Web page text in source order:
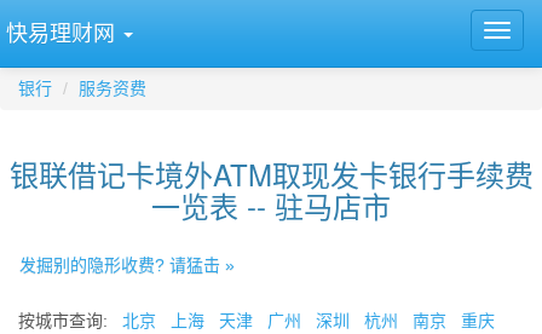
快易理财网
银行 服务资费
银联借记卡境外ATM取现发卡银行手续费
一览表 -- 驻马店市
发掘别的隐形收费? 请猛击 »
按城市查询: 北京 上海 天津 广州 深圳 杭州 南京
重庆